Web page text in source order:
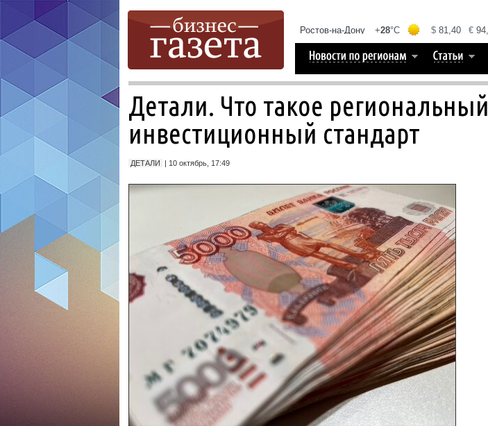
Детали. Что такое региональный
инвестиционный стандарт
ДЕТАЛИ | 10 октябрь, 17:49